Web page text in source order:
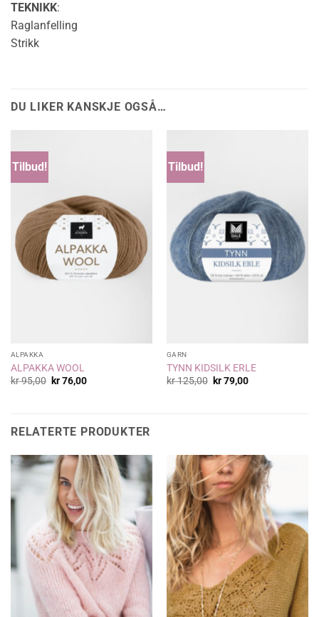
TEKNIKK:
Raglanfelling
Strikk
DU LIKER KANSKJE OGSÅ…
Tilbud!
ALPAKKA
ALPAKKA WOOL
kr95,00 Opprinnelig
kr76,00Nåværende
Tilbud!
GARN
TYNN KIDSILK ERLE
kr125,00 Opprinnelig
kr79,00Nåværende
RELATERTE PRODUKTER